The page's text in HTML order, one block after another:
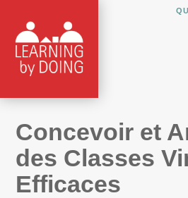
Concevoir et
des Classes
Efficaces